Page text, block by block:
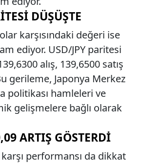
DÜŞÜŞTE
karşısındaki değeri ise
ediyor. USD/JPY paritesi
alış, 139,6500 satış
gerileme, Japonya Merkez
politikası hamleleri ve
gelişmelere bağlı olarak
ARTIŞ GÖSTERDI
performansı da dikkat